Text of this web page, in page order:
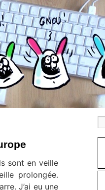
sont en veille
prolongée.
J’ai eu une